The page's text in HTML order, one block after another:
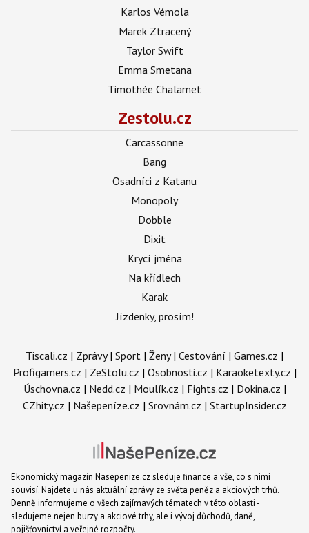
Karlos Vémola
Marek Ztracený
Taylor Swift
Emma Smetana
Timothée Chalamet
Zestolu.cz
Carcassonne
Bang
Osadníci z Katanu
Monopoly
Dobble
Dixit
Krycí jména
Na křídlech
Karak
Jízdenky, prosím!
Tiscali.cz | Zprávy| Sport | Ženy| Cestování | Games.cz |
Profigamers.cz | ZeStolu.cz | Osobnosti.cz | Karaoketexty.cz |
Úschovna.cz | Nedd.cz | Moulík.cz | Fights.cz | Dokina.cz |
CZhity.cz | Našepeníze.cz | Srovnám.cz | StartupInsider.cz
Ekonomický magazín Nasepenize.cz sleduje finance a vše, co s nimi
souvisí. Najdete u nás aktuální zprávy ze světa peněz a akciových trhů.
Denně informujeme o všech zajímavých tématech v této oblasti -
sledujeme nejen burzy a akciové trhy, ale i vývoj důchodů, daně,
pojišťovnictví a veřejné rozpočty.